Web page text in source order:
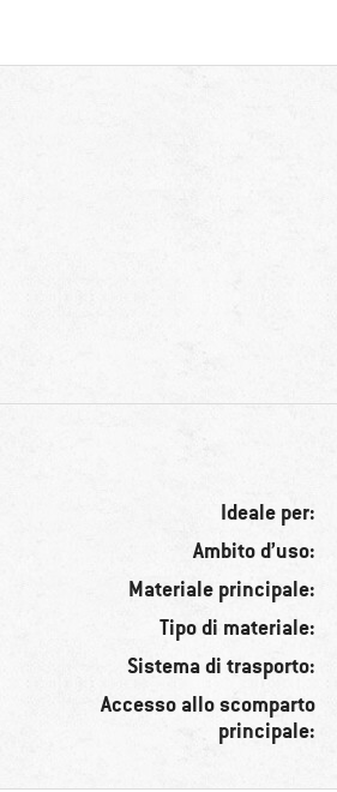
Ideale per:
Ambito d’uso:
Materiale principale:
Tipo di materiale:
Sistema di trasporto:
Accesso allo scomparto
principale: